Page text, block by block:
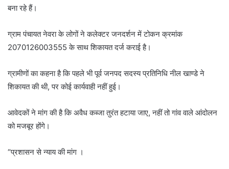
बना रहे हैं।
ग्राम पंचायत नेवरा के लोगों ने कलेक्टर जनदर्शन में टोकन क्रमांक
2070126003555 के साथ शिकायत दर्ज कराई है।
ग्रामीणों का कहना है कि पहले भी पूर्व जनपद सदस्य प्रतिनिधि नील खाण्डे ने
शिकायत की थी, पर कोई कार्यवाही नहीं हुई।
आवेदकों ने मांग की है कि अवैध कब्जा तुरंत हटाया जाए, नहीं तो गांव वाले आंदोलन
को मजबूर होंगे।
“प्रशासन से न्याय की मांग ।